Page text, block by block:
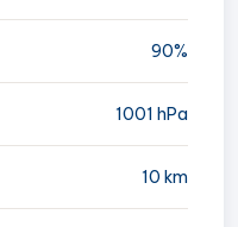
90%
1001 hPa
10 km